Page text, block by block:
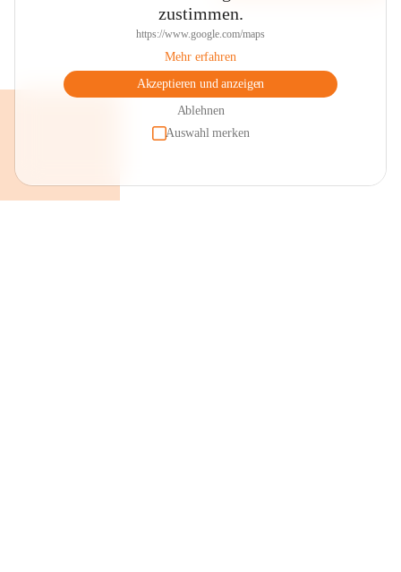
zustimmen.
https://www.google.com/maps
Mehr erfahren
Akzeptieren und anzeigen
Ablehnen
Auswahl merken